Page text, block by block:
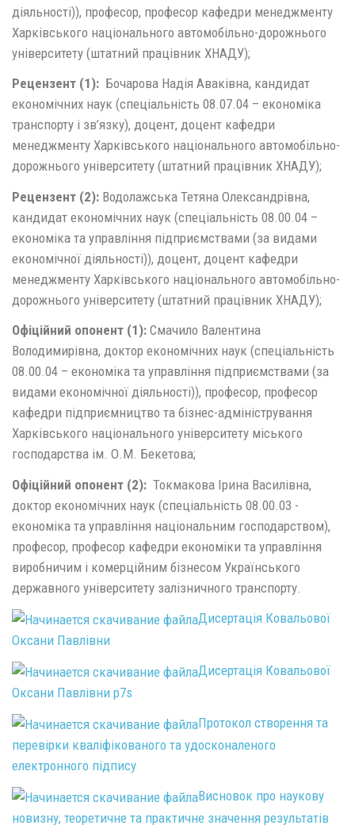
діяльності)), професор, професор кафедри менеджменту
Харківського національного автомобільно-дорожнього
університету (штатний працівник ХНАДУ);
Рецензент (1): Бочарова Надія Аваківна, кандидат
економічних наук (спеціальність 08.07.04 – економіка
транспорту і зв’язку), доцент, доцент кафедри
менеджменту Харківського національного автомобільно-
дорожнього університету (штатний працівник ХНАДУ);
Рецензент (2): Водолажська Тетяна Олександрівна,
кандидат економічних наук (спеціальність 08.00.04 –
економіка та управління підприємствами (за видами
економічної діяльності)), доцент, доцент кафедри
менеджменту Харківського національного автомобільно-
дорожнього університету (штатний працівник ХНАДУ);
Офіційний опонент (1): Смачило Валентина
Володимирівна, доктор економічних наук (спеціальність
08.00.04 – економіка та управління підприємствами (за
видами економічної діяльності)), професор, професор
кафедри підприємництво та бізнес-адміністрування
Харківського національного університету міського
господарства ім. О.М. Бекетова;
Офіційний опонент (2): Токмакова Ірина Василівна,
доктор економічних наук (спеціальність 08.00.03 -
економіка та управління національним господарством),
професор, професор кафедри економіки та управління
виробничим і комерційним бізнесом Українського
державного університету залізничного транспорту.
Дисертація Ковальової
Оксани Павлівни
Дисертація Ковальової
Оксани Павлівни p7s
Протокол створення та
перевірки кваліфікованого та удосконаленого
електронного підпису
Висновок про наукову
новизну, теоретичне та практичне значення результатів